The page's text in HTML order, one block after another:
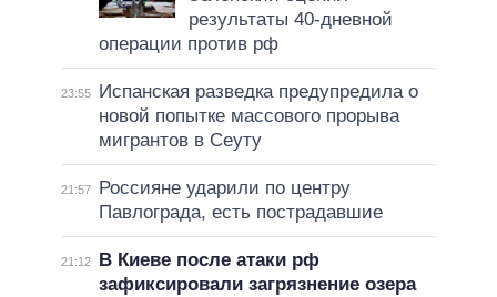
результаты 40-дневной
операции против рф
23:55
Испанская разведка предупредила о
новой попытке массового прорыва
мигрантов в Сеуту
21:57
Россияне ударили по центру
Павлограда, есть пострадавшие
21:12
В Киеве после атаки рф
зафиксировали загрязнение озера